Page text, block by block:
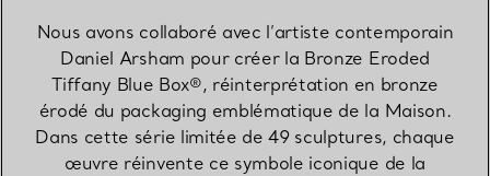
Nous avons collaboré avec l’artiste contemporain
Daniel Arsham pour créer la Bronze Eroded
Tiffany Blue Box®, réinterprétation en bronze
érodé du packaging emblématique de la Maison.
Dans cette série limitée de 49 sculptures, chaque
œuvre réinvente ce symbole iconique de la